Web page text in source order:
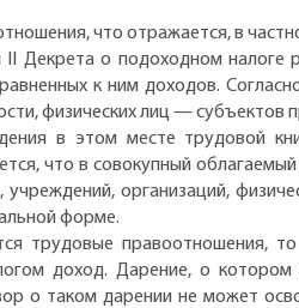
что отражается, в
о подоходном налоге
к ним доходов.
физических лиц — субъектов
в этом месте трудовой
что в совокупный
организаций,
форме.
трудовые правоотношения,
доход. Дарение, о
о таком дарении не может